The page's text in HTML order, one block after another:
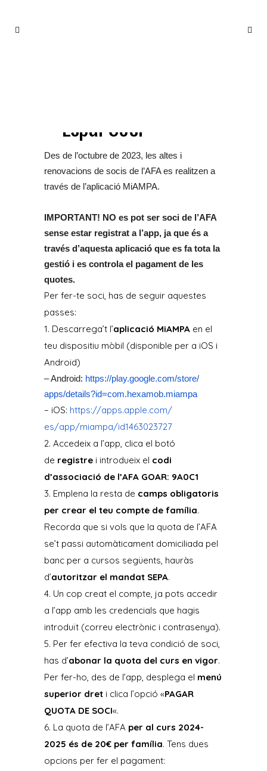
Espai Soci
FES-TE SOCI / RENOVA
Des de l’octubre de 2023, les altes i
renovacions de socis de l’AFA es realitzen a
través de l’aplicació MiAMPA.
IMPORTANT! NO es pot ser soci de l’AFA
sense estar registrat a l’app, ja que és a
través d’aquesta aplicació que es fa tota la
gestió i es controla el pagament de les
quotes.
Per fer-te soci, has de seguir aquestes
passes:
1. Descarrega’t l’aplicació MiAMPA en el
teu dispositiu mòbil (disponible per a iOS i
Android)
– Android: https://play.google.com/store/
apps/details?id=com.hexamob.miampa
– iOS: https://apps.apple.com/
es/app/miampa/id1463023727
2. Accedeix a l’app, clica el botó
de registre i introdueix el codi
d’associació de l’AFA GOAR: 9A0C1
3. Emplena la resta de camps obligatoris
per crear el teu compte de família.
Recorda que si vols que la quota de l’AFA
se’t passi automàticament domiciliada pel
banc per a cursos següents, hauràs
d’autoritzar el mandat SEPA.
4. Un cop creat el compte, ja pots accedir
a l’app amb les credencials que hagis
introduït (correu electrònic i contrasenya).
5. Per fer efectiva la teva condició de soci,
has d’abonar la quota del curs en vigor.
Per fer-ho, des de l’app, desplega el menú
superior dret i clica l’opció «PAGAR
QUOTA DE SOCI«.
6. La quota de l’AFA per al curs 2024-
2025 és de 20€ per família. Tens dues
opcions per fer el pagament: